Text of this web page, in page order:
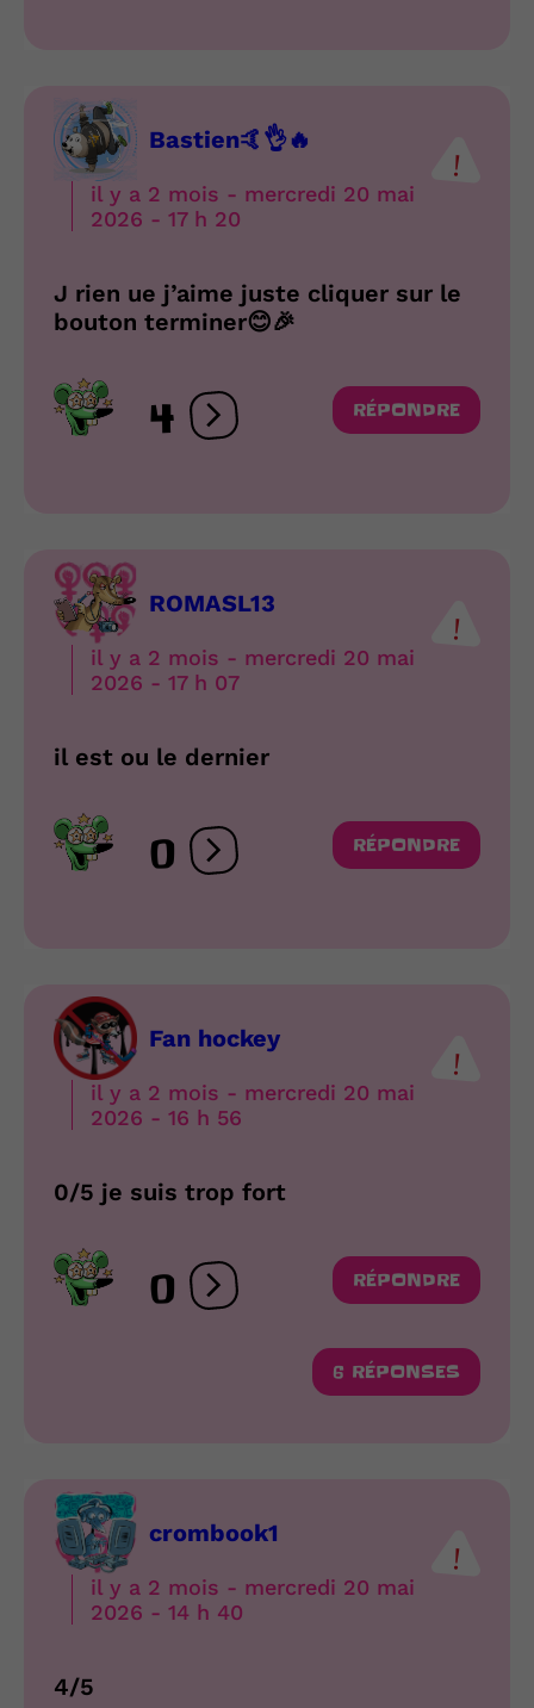
Bastien🤙👌🔥
il y a 2 mois - mercredi 20 mai
2026 - 17 h 20
J rien ue j’aime juste cliquer sur le
bouton terminer😊🎉
4 Ouvrir les réactions
RÉPONDRE
ROMASL13
il y a 2 mois - mercredi 20 mai
2026 - 17 h 07
il est ou le dernier
0 Ouvrir les réactions
RÉPONDRE
Fan hockey
il y a 2 mois - mercredi 20 mai
2026 - 16 h 56
0/5 je suis trop fort
0 Ouvrir les réactions
RÉPONDRE
6 RÉPONSES
crombook1
il y a 2 mois - mercredi 20 mai
2026 - 14 h 40
4/5